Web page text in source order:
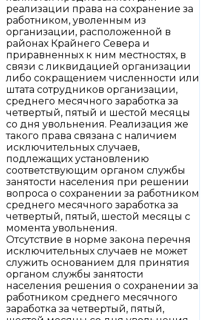
реализации права на сохранение за
работником, уволенным из
организации, расположенной в
районах Крайнего Севера и
приравненных к ним местностях, в
связи с ликвидацией организации
либо сокращением численности или
штата сотрудников организации,
среднего месячного заработка за
четвертый, пятый и шестой месяцы
со дня увольнения. Реализация же
такого права связана с наличием
исключительных случаев,
подлежащих установлению
соответствующим органом службы
занятости населения при решении
вопроса о сохранении за работником
среднего месячного заработка за
четвертый, пятый, шестой месяцы с
момента увольнения.
Отсутствие в норме закона перечня
исключительных случаев не может
служить основанием для принятия
органом службы занятости
населения решения о сохранении за
работником среднего месячного
заработка за четвертый, пятый,